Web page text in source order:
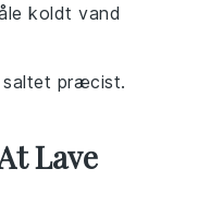
koldt vand
saltet præcist.
Lave